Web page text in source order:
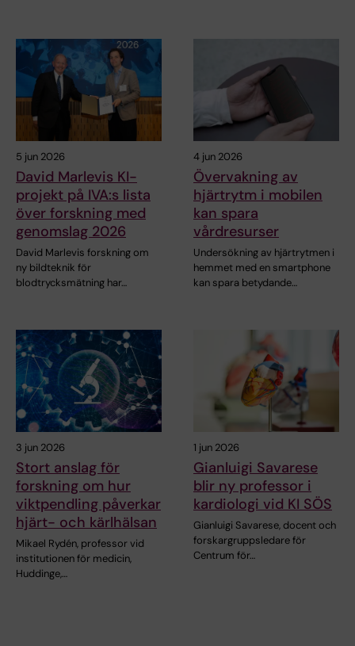
5 jun 2026
David Marlevis KI-
projekt på IVA:s lista
över forskning med
genomslag 2026
David Marlevis forskning om
ny bildteknik för
blodtrycksmätning har…
4 jun 2026
Övervakning av
hjärtrytm i mobilen
kan spara
vårdresurser
Undersökning av hjärtrytmen i
hemmet med en smartphone
kan spara betydande…
3 jun 2026
Stort anslag för
forskning om hur
viktpendling påverkar
hjärt- och kärlhälsan
Mikael Rydén, professor vid
institutionen för medicin,
Huddinge,…
1 jun 2026
Gianluigi Savarese
blir ny professor i
kardiologi vid KI SÖS
Gianluigi Savarese, docent och
forskargruppsledare för
Centrum för…